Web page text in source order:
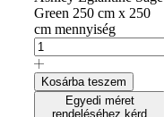
Green 250 cm x 250
cm mennyiség
Kosárba teszem
Egyedi méret
rendeléséhez kérd